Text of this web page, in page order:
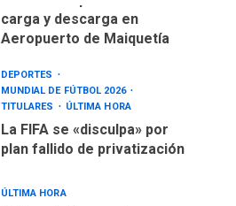
carga y descarga en
Aeropuerto de Maiquetía
DEPORTES
MUNDIAL DE FÚTBOL 2026
TITULARES
ÚLTIMA HORA
La FIFA se «disculpa» por
plan fallido de privatización
ÚLTIMA HORA